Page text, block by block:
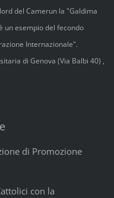
del Camerun la "Galdima
un esempio del fecondo
Internazionale".
di Genova (Via Balbi 40) ,
di Promozione
con la